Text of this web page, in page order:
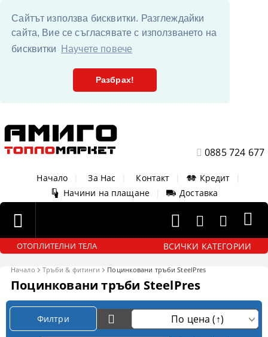
Сайтът използва бисквитки. Разглеждайки
сайта, Вие се съгласявате с използването на
бисквитки
Научете повече
Разбрах!
0885 724 677
Начало За Нас Контакт Кредит
Начини на плащане
Доставка
ОТОПЛИТЕЛНИ ТЕЛА ВСИЧКИ КАТЕГОРИИ
Начало Тръби & фитинги Поцинковани тръби SteelPres
Поцинковани тръби SteelPres
Филтри